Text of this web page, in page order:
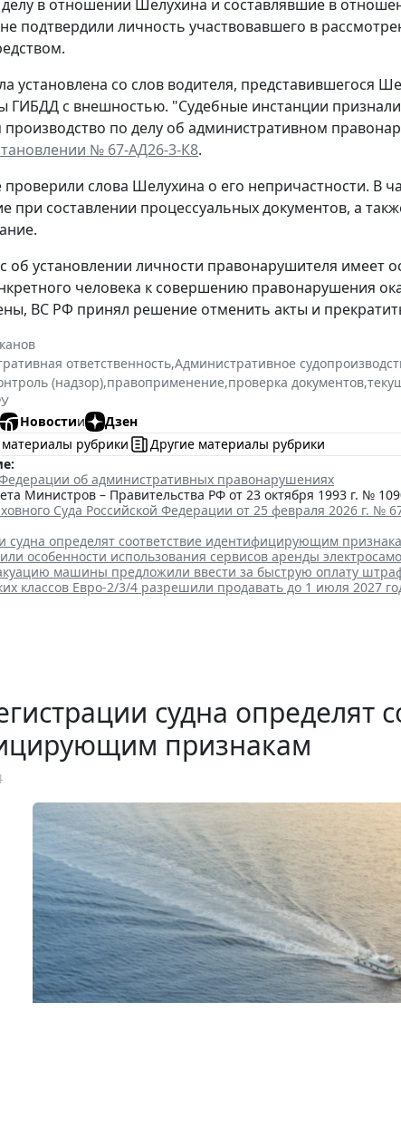
в отношении Шелухина и составлявшие в
подтвердили личность участвовавшего в
установлена со слов водителя, представившегося
ГИБДД с внешностью. "Судебные инстанции
производство по делу об административном
№ 67-АД26-3-К8.
слова Шелухина о его непричастности. В
при составлении процессуальных документов, а
об установлении личности правонарушителя имеет
человека к совершению правонарушения
ВС РФ принял решение отменить акты и
ответственность,Административное
(надзор),правоприменение,проверка документов,
Новостии
Дзен
рубрики
Другие материалы рубрики
Федерации об административных правонарушениях
Министров – Правительства РФ от 23 октября 1993 г. №
Суда Российской Федерации от 25 февраля 2026 г. №
судна определят соответствие идентифицирующим
особенности использования сервисов аренды
машины предложили ввести за быструю оплату
классов Евро-2/3/4 разрешили продавать до 1 июля 2027
судна определят
признакам